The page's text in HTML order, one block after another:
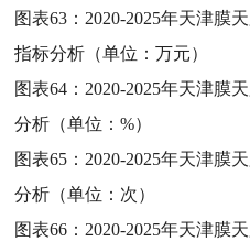
图表63： 2020-2025年天津膜
指标分析（单位：万元）
图表64： 2020-2025年天津膜
分析（单位：%）
图表65： 2020-2025年天津膜
分析（单位：次）
图表66： 2020-2025年天津膜